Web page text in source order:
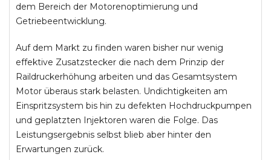
dem Bereich der Motorenoptimierung und
Getriebeentwicklung.
Auf dem Markt zu finden waren bisher nur wenig
effektive Zusatzstecker die nach dem Prinzip der
Raildruckerhöhung arbeiten und das Gesamtsystem
Motor überaus stark belasten. Undichtigkeiten am
Einspritzsystem bis hin zu defekten Hochdruckpumpen
und geplatzten Injektoren waren die Folge. Das
Leistungsergebnis selbst blieb aber hinter den
Erwartungen zurück.